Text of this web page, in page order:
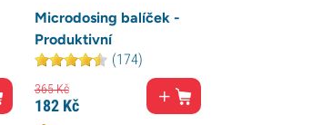
Microdosing balíček -
Produktivní
(174)
365Kč
182Kč